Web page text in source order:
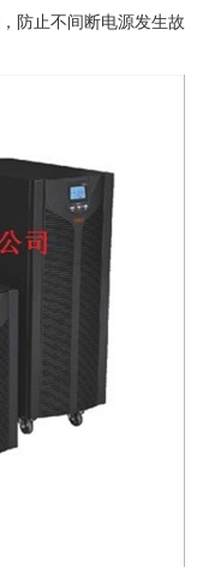
防止不间断电源发生故